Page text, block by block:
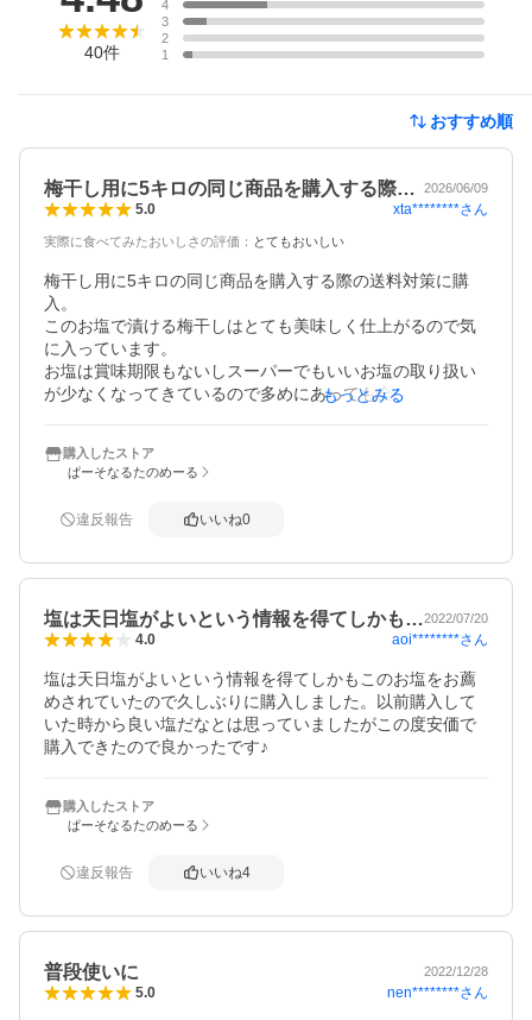
40件
4
3
2
1
おすすめ順
梅干し用に5キロの同じ商品を購入する際… 2026/06/09
5.0 xta********さん
実際に食べてみたおいしさの評価 ： とてもおいしい
梅干し用に5キロの同じ商品を購入する際の送料対策に購
入。
このお塩で漬ける梅干しはとても美味しく仕上がるので気
に入っています。
お塩は賞味期限もないしスーパーでもいいお塩の取り扱い
が少なくなってきているので多めにあっても全然困らな
食塩は沢山売ってるけど。
もっとみる
購入したストア
ぱーそなるたのめーる
違反報告 いいね0
塩は天日塩がよいという情報を得てしかも…2022/07/20
4.0 aoi********さん
塩は天日塩がよいという情報を得てしかもこのお塩をお薦
めされていたので久しぶりに購入しました。以前購入して
いた時から良い塩だなとは思っていましたがこの度安価で
購入できたので良かったです♪
購入したストア
ぱーそなるたのめーる
違反報告 いいね4
普段使いに 2022/12/28
5.0 nen********さん